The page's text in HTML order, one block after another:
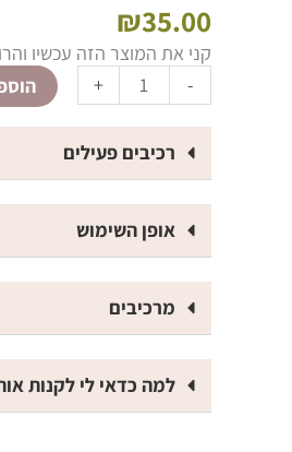
₪35.00
קני את המוצר הזה עכשיו
-
כמות
שמן
קלנדולה
אורגני
+
רכיבים פעילים
אופן השימוש
מרכיבים
למה כדאי לי לקנות